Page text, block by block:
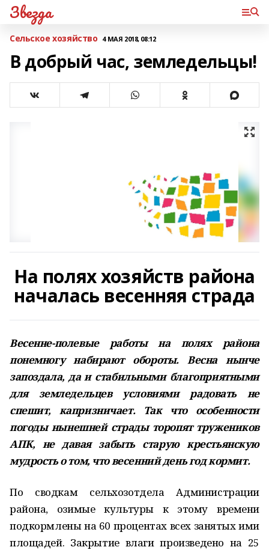
Звезда
Сельское хозяйство 4 МАЯ 2018, 08:12
В добрый час, земледельцы!
На полях хозяйств района
началась весенняя страда
Весенне-полевые работы на полях района
понемногу набирают обороты. Весна нынче
запоздала, да и стабильными благоприятными
для земледельцев условиями радовать не
спешит, капризничает. Так что особенности
погоды нынешней страды торопят тружеников
АПК, не давая забыть старую крестьянскую
мудрость о том, что весенний день год кормит.
По сводкам сельхозотдела Администрации
района, озимые культуры к этому времени
подкормлены на 60 процентах всех занятых ими
площадей. Закрытие влаги произведено на 25